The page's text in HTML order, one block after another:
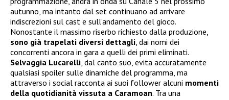
autunno, ma intanto dal set continuano ad arrivare
indiscrezioni sul cast e sull’andamento del gioco.
Nonostante il massimo riserbo richiesto dalla produzione,
sono già trapelati diversi dettagli, dai nomi dei
concorrenti ancora in gara a quelli dei primi eliminati.
Selvaggia Lucarelli, dal canto suo, evita accuratamente
qualsiasi spoiler sulle dinamiche del programma, ma
attraverso i social racconta ai suoi follower alcuni momenti
della quotidianità vissuta a Caramoan. Tra una